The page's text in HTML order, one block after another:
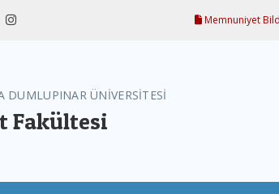
Memnuniyet
DUMLUPINAR ÜNİVERSİTESİ
Fakültesi